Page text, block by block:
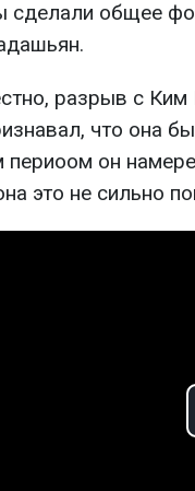
общее
разрыв с
что она
он
это не сильно